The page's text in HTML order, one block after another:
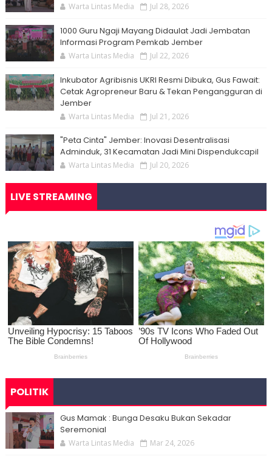
Warta Lintas Media Jul 28, 2026
1000 Guru Ngaji Mayang Didaulat Jadi Jembatan
Informasi Program Pemkab Jember
Warta Lintas Media Jul 22, 2026
Inkubator Agribisnis UKRI Resmi Dibuka, Gus Fawait:
Cetak Agropreneur Baru & Tekan Pengangguran di
Jember
Warta Lintas Media Jul 21, 2026
"Peta Cinta" Jember: Inovasi Desentralisasi
Adminduk, 31 Kecamatan Jadi Mini Dispendukcapil
Warta Lintas Media Jul 20, 2026
LIVE STREAMING
POLITIK
Gus Mamak : Bunga Desaku Bukan Sekadar
Seremonial
Warta Lintas Media Mar 24, 2026